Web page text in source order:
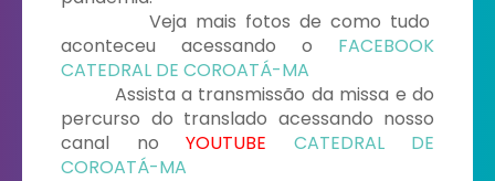
Veja mais fotos de como tudo
aconteceu acessando o
FACEBOOK
CATEDRAL DE COROATÁ-MA
Assista a transmissão da missa e do
percurso do translado acessando nosso
canal no YOUTUBE CATEDRAL DE
COROATÁ-MA